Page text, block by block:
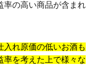
率の高い商品が含まれ
入れ原価の低いお酒も
率を考えた上で様々な